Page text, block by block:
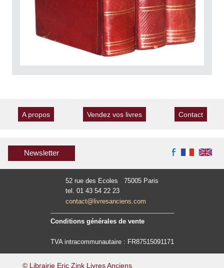
A propos Vendez vos livres Contact
Newsletter
52 rue des Ecoles 75005 Paris
tel. 01 43 54 22 23
contact@livresanciens.com
Conditions générales de vente
TVA intracommunautaire : FR87515091171
© Librairie Eric Zink Livres Anciens